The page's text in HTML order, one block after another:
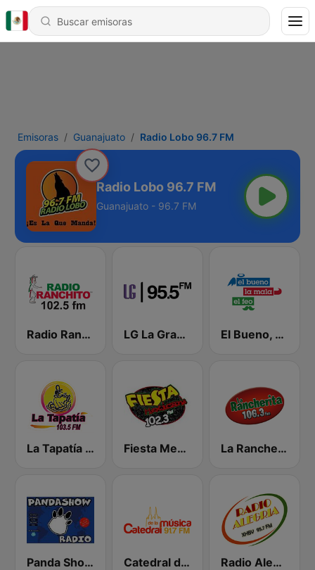
Emisoras Guanajuato Radio Lobo 96.7 FM
Radio Lobo 96.7 FM
Guanajuato - 96.7 FM
Radio Ranchito LG La Grande El Bueno, La Mala y El Feo
La Tapatía 103.5 FM Fiesta Mexicana León La Rancherita 106.3 FM
Panda Show Radio Catedral de la Música Radio Alegría 95.7 FM